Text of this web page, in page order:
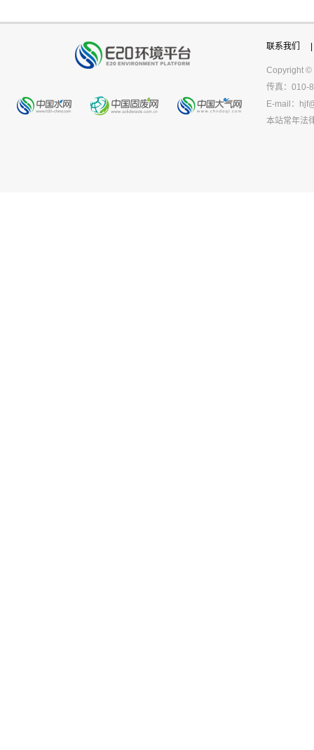
联系我们
Copyright ©
传真：010-
E-mail：
本站常年法